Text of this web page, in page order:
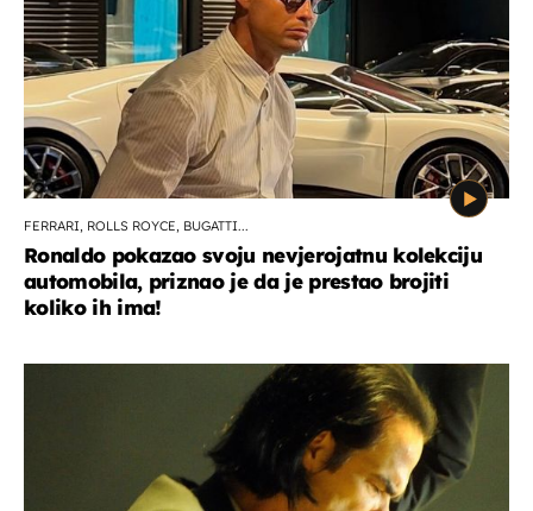
FERRARI, ROLLS ROYCE, BUGATTI...
Ronaldo pokazao svoju nevjerojatnu kolekciju
automobila, priznao je da je prestao brojiti
koliko ih ima!